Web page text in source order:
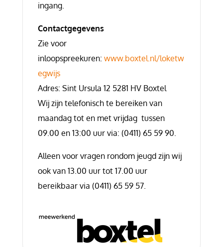
ingang.
Contactgegevens
Zie voor
inloopspreekuren: www.boxtel.nl/loketw
egwijs
Adres: Sint Ursula 12 5281 HV Boxtel
Wij zijn telefonisch te bereiken van
maandag tot en met vrijdag tussen
09.00 en 13:00 uur via: (0411) 65 59 90.
Alleen voor vragen rondom jeugd zijn wij
ook van 13.00 uur tot 17.00 uur
bereikbaar via (0411) 65 59 57.